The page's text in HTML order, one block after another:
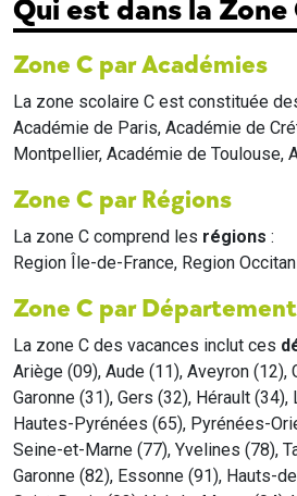
Qui est dans la Zone
Zone C par Académies
La zone scolaire C est constituée
Académie de Paris, Académie de
Montpellier, Académie de Toulouse,
Zone C par Régions
La zone C comprend les régions :
Region Île-de-France, Region
Zone C par
La zone C des vacances inclut ces
Ariège (09), Aude (11), Aveyron (12),
Garonne (31), Gers (32), Hérault
Hautes-Pyrénées (65), Pyrénées-
Seine-et-Marne (77), Yvelines (78),
Garonne (82), Essonne (91), Hauts-